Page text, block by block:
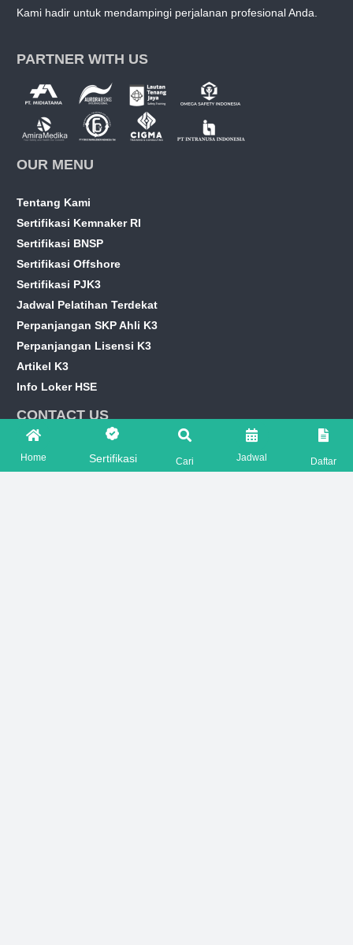
Kami hadir untuk mendampingi perjalanan profesional Anda.
PARTNER WITH US
OUR MENU
Tentang Kami
Sertifikasi Kemnaker RI
Sertifikasi BNSP
Sertifikasi Offshore
Sertifikasi PJK3
Jadwal Pelatihan Terdekat
Perpanjangan SKP Ahli K3
Perpanjangan Lisensi K3
Artikel K3
Info Loker HSE
CONTACT US
marketing@hseprime.com
Home Sertifikasi Cari Jadwal Daftar